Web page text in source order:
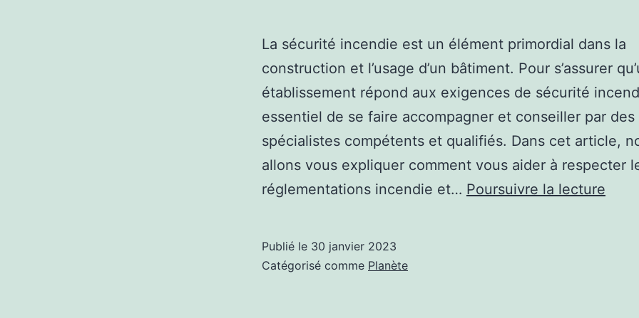
La sécurité incendie est un élément primordial dans la
construction et l’usage d’un bâtiment. Pour s’assurer
établissement répond aux exigences de sécurité
essentiel de se faire accompagner et conseiller par des
spécialistes compétents et qualifiés. Dans cet article,
allons vous expliquer comment vous aider à respecter
réglementations incendie et… Poursuivre la lecture
Publié le 30 janvier 2023
Catégorisé comme Planète